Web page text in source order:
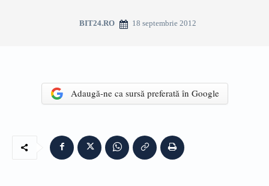
BIT24.RO 18 septembrie 2012
Adaugă-ne ca sursă preferată în Google